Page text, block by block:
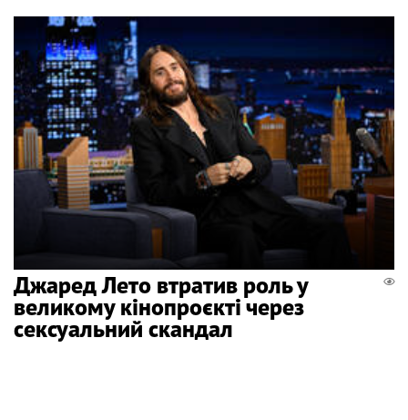
Джаред Лето втратив роль у
великому кінопроєкті через
сексуальний скандал